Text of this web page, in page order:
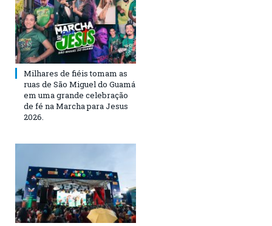
Milhares de fiéis tomam as
ruas de São Miguel do Guamá
em uma grande celebração
de fé na Marcha para Jesus
2026.